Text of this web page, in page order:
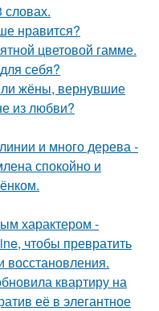
словах.
нравится?
цветовой гамме.
себя?
жёны, вернувшие
из любви?
и много дерева -
спокойно и
характером -
чтобы превратить
восстановления.
квартиру на
её в элегантное